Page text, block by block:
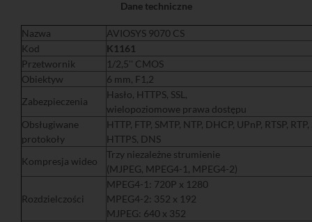
Dane techniczne
Nazwa
AVIOSYS 9070 CS
Kod
K1161
Przetwornik
1/2,5'' CMOS
Obiektyw
6 mm, F1,2
Zabezpieczenia
Hasło, HTTPS, SSL,
wielopoziomowe prawa dostępu
Obsługiwane
protokoły
HTTP, FTP, SMTP, NTP, DHCP, UPnP, RTSP, RTP,
HTTPS, DNS
Kompresja wideo
Trzy niezależne strumienie
(MJPEG, MPEG4-1, MPEG4-2)
Rozdzielczości
MPEG4-1: 720P x 1280
MPEG4-2: 352 x 192
MJPEG: 640 x 352